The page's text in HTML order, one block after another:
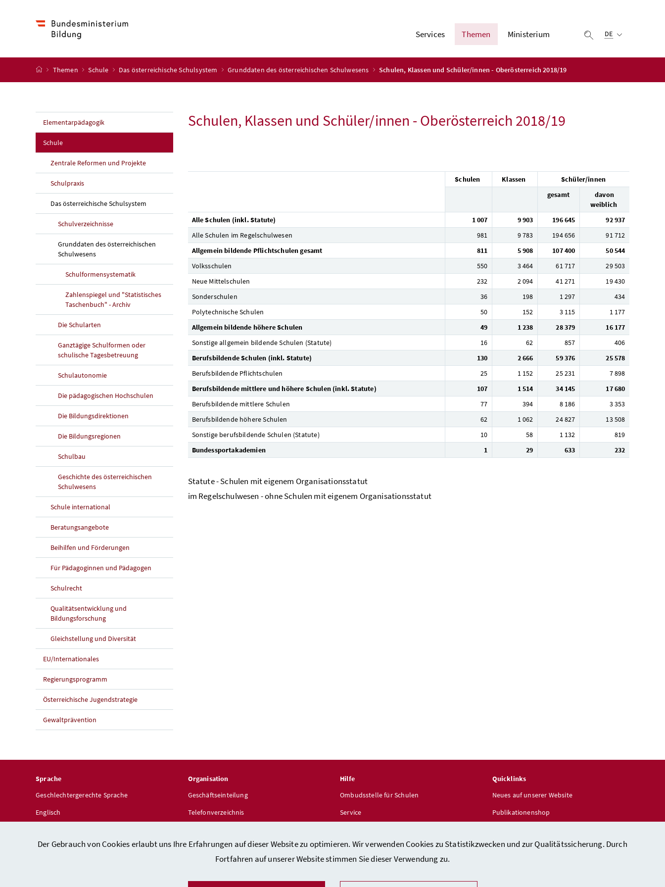
Der Gebrauch von Cookies erlaubt uns Ihre Erfahrungen auf dieser Website zu optimieren. Wir verwenden Cookies zu Statistikzwecken und zur Qualitätssicherung. Durch
Fortfahren auf unserer Website stimmen Sie dieser Verwendung zu.
Services Themen Ministerium Suche einblenden
DE
Startseite
Themen Schule Das österreichische Schulsystem Grunddaten des österreichischen Schulwesens Schulen, Klassen und Schüler/innen - Oberösterreich 2018/19
Elementarpädagogik
Schule
Zentrale Reformen und Projekte
Schulpraxis
Das österreichische Schulsystem
Schulverzeichnisse
Grunddaten des österreichischen
Schulwesens
Schulformensystematik
Zahlenspiegel und "Statistisches
Taschenbuch" - Archiv
Die Schularten
Ganztägige Schulformen oder
schulische Tagesbetreuung
Schulautonomie
Die pädagogischen Hochschulen
Die Bildungsdirektionen
Die Bildungsregionen
Schulbau
Geschichte des österreichischen
Schulwesens
Schule international
Beratungsangebote
Beihilfen und Förderungen
Für Pädagoginnen und Pädagogen
Schulrecht
Qualitätsentwicklung und
Bildungsforschung
Gleichstellung und Diversität
EU/Internationales
Regierungsprogramm
Österreichische Jugendstrategie
Gewaltprävention
Schulen, Klassen und Schüler/innen - Oberösterreich 2018/19
Schulen Klassen
Schüler/innen
gesamt
davon
weiblich
Alle Schulen (inkl. Statute)
1 007 9 903 196 645
92 937
Alle Schulen im Regelschulwesen
981 9 783 194 656
91 712
Allgemein bildende Pflichtschulen gesamt
811 5 908 107 400
50 544
Volksschulen
550 3 464 61 717
29 503
Neue Mittelschulen
232 2 094 41 271
19 430
Sonderschulen
36 198 1 297
434
Polytechnische Schulen
50 152 3 115
1 177
Allgemein bildende höhere Schulen
49 1 238 28 379
16 177
Sonstige allgemein bildende Schulen (Statute)
16 62 857
406
Berufsbildende Schulen (inkl. Statute)
130 2 666 59 376
25 578
Berufsbildende Pflichtschulen
25 1 152 25 231
7 898
Berufsbildende mittlere und höhere Schulen (inkl. Statute)
107 1 514 34 145
17 680
Berufsbildende mittlere Schulen
77 394 8 186
3 353
Berufsbildende höhere Schulen
62 1 062 24 827
13 508
Sonstige berufsbildende Schulen (Statute)
10 58 1 132
819
Bundessportakademien
1 29 633 232
Statute - Schulen mit eigenem Organisationsstatut
im Regelschulwesen - ohne Schulen mit eigenem Organisationsstatut
Sprache
Geschlechtergerechte Sprache
Englisch
Organisation
Geschäftseinteilung
Telefonverzeichnis
Hilfe
Ombudsstelle für Schulen
Service
Quicklinks
Neues auf unserer Website
Publikationenshop